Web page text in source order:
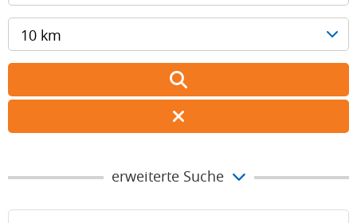
10 km
erweiterte Suche